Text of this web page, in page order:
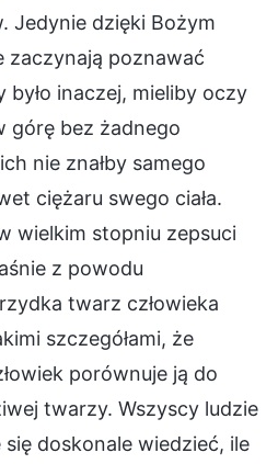
Jedynie dzięki Bożym
zaczynają poznawać
było inaczej, mieliby oczy
górę bez żadnego
nie znałby samego
ciężaru swego ciała.
wielkim stopniu zepsuci
z powodu
twarz człowieka
szczegółami, że
porównuje ją do
twarzy. Wszyscy ludzie
doskonale wiedzieć, ile